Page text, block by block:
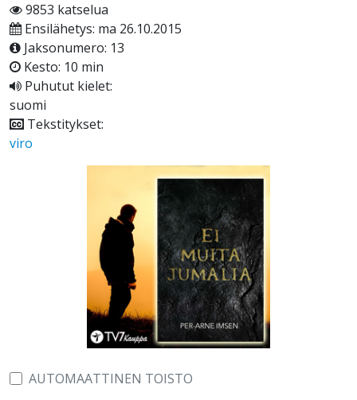
9853 katselua
Ensilähetys: ma 26.10.2015
Jaksonumero: 13
Kesto: 10 min
Puhutut kielet:
suomi
Tekstitykset:
viro
AUTOMAATTINEN TOISTO